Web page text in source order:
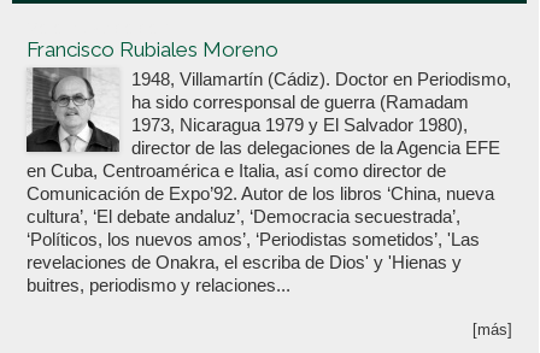
Francisco Rubiales Moreno
1948, Villamartín (Cádiz). Doctor en Periodismo,
ha sido corresponsal de guerra (Ramadam
1973, Nicaragua 1979 y El Salvador 1980),
director de las delegaciones de la Agencia EFE
en Cuba, Centroamérica e Italia, así como director de
Comunicación de Expo’92. Autor de los libros ‘China, nueva
cultura’, ‘El debate andaluz’, ‘Democracia secuestrada’,
‘Políticos, los nuevos amos’, ‘Periodistas sometidos’, 'Las
revelaciones de Onakra, el escriba de Dios' y 'Hienas y
buitres, periodismo y relaciones...
[más]